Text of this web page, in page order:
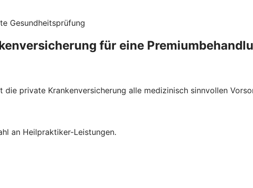
Gesundheitsprüfung
für eine
private Krankenversicherung alle medizinisch sinnvollen
an Heilpraktiker-Leistungen.